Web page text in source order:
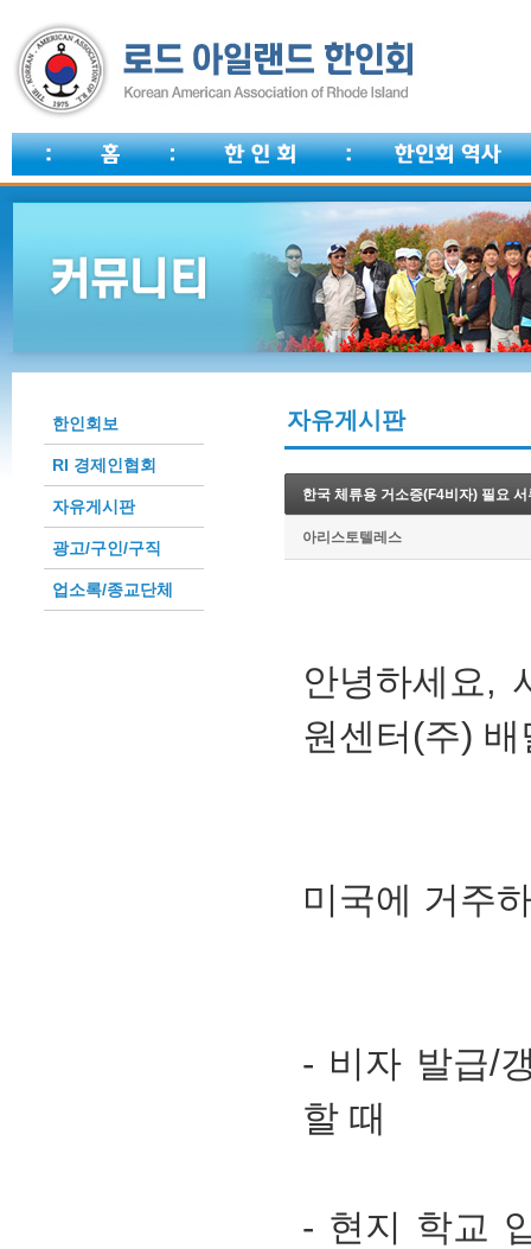
한인회보
RI 경제인협회
자유게시판
광고/구인/구직
업소록/종교단체
자유게시판
한국 체류용 거소증(F4비자) 필요
아리스토텔레스
안녕하세요,
원센터(주)
미국에 거주
- 비자 발급/
할 때
- 현지 학교